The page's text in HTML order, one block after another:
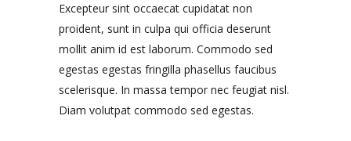
Excepteur sint occaecat cupidatat non
proident, sunt in culpa qui officia deserunt
mollit anim id est laborum. Commodo sed
egestas egestas fringilla phasellus faucibus
scelerisque. In massa tempor nec feugiat nisl.
Diam volutpat commodo sed egestas.